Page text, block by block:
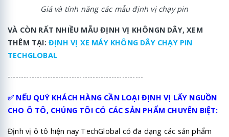
Giá và tính năng các mẫu định vị chạy pin
VÀ CÒN RẤT NHIỀU MẪU ĐỊNH VỊ KHÔNGN DÂY, XEM
THÊM TẠI: ĐỊNH VỊ XE MÁY KHÔNG DÂY CHẠY PIN
TECHGLOBAL
---------------------------------------------------
✅ NẾU QUÝ KHÁCH HÀNG CẦN LOẠI ĐỊNH VỊ LẤY NGUỒN
CHO Ô TÔ, CHÚNG TÔI CÓ CÁC SẢN PHẨM CHUYÊN BIỆT:
Định vị ô tô hiện nay TechGlobal có đa dạng các sản phẩm